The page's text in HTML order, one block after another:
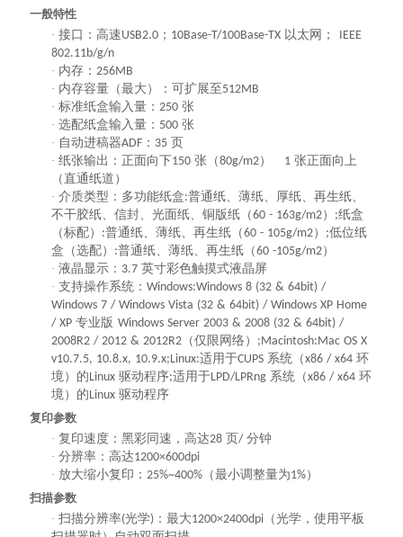
一般特性
· 接口：高速USB2.0； 10Base-T/100Base-TX 以太网； IEEE
802.11b/g/n
· 内存： 256MB
· 内存容量（最大）：可扩展至512MB
· 标准纸盒输入量： 250 张
· 选配纸盒输入量： 500 张
· 自动进稿器ADF： 35 页
· 纸张输出：正面向下150 张（80g/m2） 1 张正面向上
（直通纸道）
· 介质类型：多功能纸盒:普通纸、薄纸、厚纸、再生纸、
不干胶纸、信封、光面纸、铜版纸（60 - 163g/m2） ;纸盒
（标配） :普通纸、薄纸、再生纸（60 - 105g/m2） ;低位纸
盒（选配） :普通纸、薄纸、再生纸（60 -105g/m2）
· 液晶显示： 3.7 英寸彩色触摸式液晶屏
· 支持操作系统： Windows:Windows 8 (32 & 64bit) /
Windows 7 / Windows Vista (32 & 64bit) / Windows XP Home
/ XP 专业版 Windows Server 2003 & 2008 (32 & 64bit) /
2008R2 / 2012 & 2012R2（仅限网络） ;Macintosh:Mac OS X
v10.7.5, 10.8.x, 10.9.x;Linux:适用于CUPS 系统（x86 / x64 环
境）的Linux 驱动程序;适用于LPD/LPRng 系统（x86 / x64 环
境）的Linux 驱动程序
复印参数
· 复印速度：黑彩同速，高达28 页 / 分钟
· 分辨率：高达1200×600dpi
· 放大缩小复印： 25%~400%（最小调整量为1%）
扫描参数
· 扫描分辨率(光学)：最大1200×2400dpi（光学，使用平板